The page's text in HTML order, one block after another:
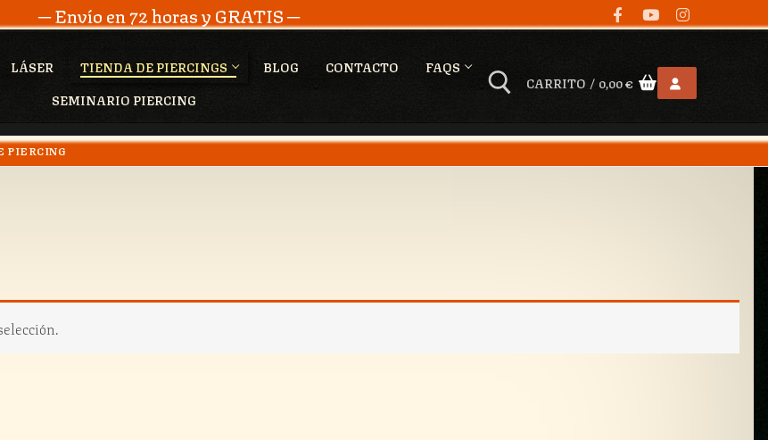
─ Envío en 72 horas y GRATIS ─
LÁSER TIENDA DE PIERCINGS BLOG CONTACTO
FAQS
SEMINARIO PIERCING
CARRITO / 0,00€
PIERCING